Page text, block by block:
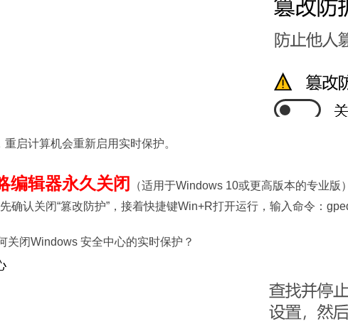
启计算机会重新启用实时保护。
编辑器永久关闭
（适用于Windows 10或更高版本的专业版
确认关闭“篡改防护”，接着快捷键Win+R打开运行，输入命令：
关闭Windows 安全中心的实时保护？